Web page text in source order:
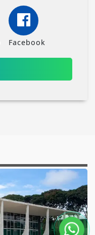
Facebook